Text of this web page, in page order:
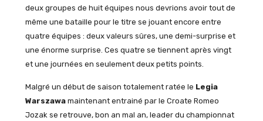
deux groupes de huit équipes nous devrions avoir tout de
même une bataille pour le titre se jouant encore entre
quatre équipes : deux valeurs sûres, une demi-surprise et
une énorme surprise. Ces quatre se tiennent après vingt
et une journées en seulement deux petits points.
Malgré un début de saison totalement ratée le Legia
Warszawamaintenant entrainé par le Croate Romeo
Jozak se retrouve, bon an mal an, leader du championnat